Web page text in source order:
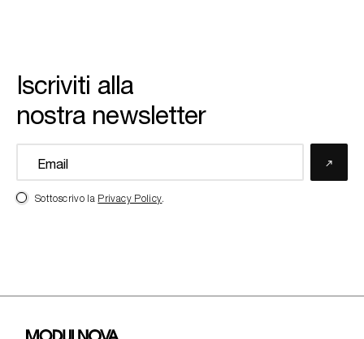
Iscriviti alla
nostra newsletter
Sottoscrivo la Privacy Policy.